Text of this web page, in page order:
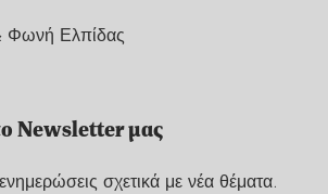
Φωνή Ελπίδας
Newsletter μας
σχετικά με νέα θέματα.